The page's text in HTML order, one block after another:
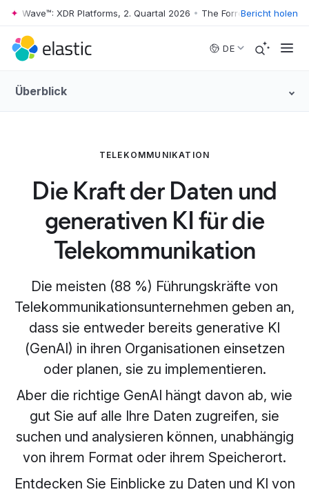
Skip to main content
XDR Platforms, 2. Quartal 2026 • The Forrester Wave™: XDR
Bericht holen
DE
Überblick
TELEKOMMUNIKATION
Die Kraft der Daten und
generativen KI für die
Telekommunikation
Die meisten (88 %) Führungskräfte von
Telekommunikationsunternehmen geben an,
dass sie entweder bereits generative KI
(GenAI) in ihren Organisationen einsetzen
oder planen, sie zu implementieren.
Aber die richtige GenAI hängt davon ab, wie
gut Sie auf alle Ihre Daten zugreifen, sie
suchen und analysieren können, unabhängig
von ihrem Format oder ihrem Speicherort.
Entdecken Sie Einblicke zu Daten und KI von